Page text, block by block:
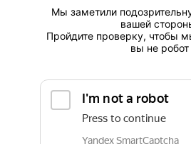
Мы заметили
вашей
Пройдите проверку, чтобы
вы не робот